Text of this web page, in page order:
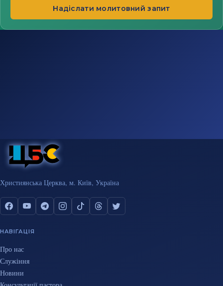
Надіслати молитовний запит
Християнська Церква, м. Київ, Україна
НАВІГАЦІЯ
Про нас
Служіння
Новини